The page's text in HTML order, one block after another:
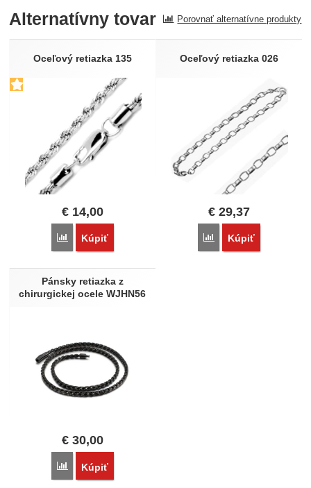
Recenzia
Alternatívny tovar Porovnať alternatívne produkty
Oceľový retiazka 135
€ 14,00
Porovnať
Kúpiť
Oceľový retiazka 026
€29,37
Porovnať
Kúpiť
Pánsky retiazka z
chirurgickej ocele WJHN56
€ 30,00
Porovnať
Kúpiť